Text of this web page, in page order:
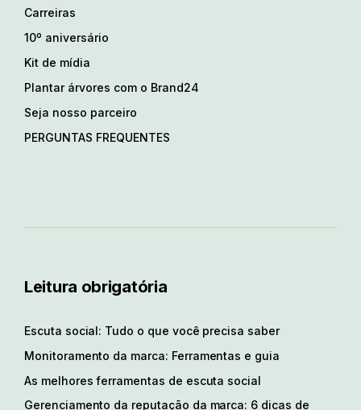
Carreiras
10º aniversário
Kit de mídia
Plantar árvores com o Brand24
Seja nosso parceiro
PERGUNTAS FREQUENTES
Leitura obrigatória
Escuta social: Tudo o que você precisa saber
Monitoramento da marca: Ferramentas e guia
As melhores ferramentas de escuta social
Gerenciamento da reputação da marca: 6 dicas de